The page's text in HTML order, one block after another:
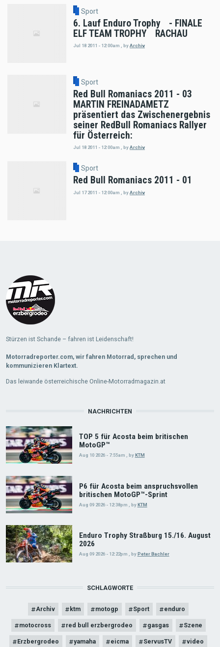
Sport
6. Lauf Enduro Trophy - FINALE
ELF TEAM TROPHY RACHAU
Jul 18 2011 - 12:00am byArchiv
Sport
Red Bull Romaniacs 2011 - 03
MARTIN FREINADAMETZ
präsentiert das Zwischenergebnis
seiner RedBull Romaniacs Rallyer
für Österreich:
Jul 18 2011 - 12:00am byArchiv
Sport
Red Bull Romaniacs 2011 - 01
Jul 17 2011 - 12:00am byArchiv
Stürzen ist Schande – fahren ist Leidenschaft!
Motorradreporter.com, wir fahren Motorrad, sprechen und
kommunizieren Klartext.
Das leiwande österreichische Online-Motorradmagazin.at
NACHRICHTEN
TOP 5 für Acosta beim britischen
MotoGP™
Aug 10 2026 - 7:55am byKTM
P6 für Acosta beim anspruchsvollen
britischen MotoGP™-Sprint
Aug 09 2026 - 12:38pm byKTM
Enduro Trophy Straßburg 15./16. August
2026
Aug 09 2026 - 12:22pm , byPeter Bachler
SCHLAGWORTE
Archiv ktm motogp Sport enduro
motocross red bull erzbergrodeo gasgas Szene
Erzbergrodeo yamaha eicma ServusTV video